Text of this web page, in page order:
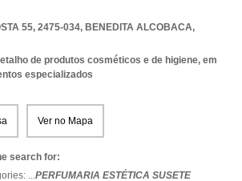
55, 2475-034, BENEDITA ALCOBACA,
de produtos cosméticos e de higiene, em
especializados
Ver no Mapa
search for:
...PERFUMARIA ESTÉTICA SUSETE